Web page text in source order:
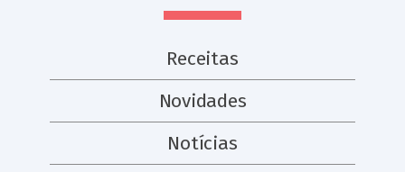
Receitas
Novidades
Notícias